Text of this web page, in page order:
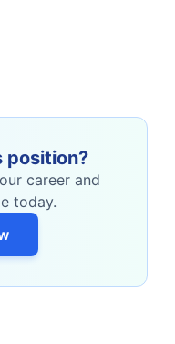
position?
career and
today.